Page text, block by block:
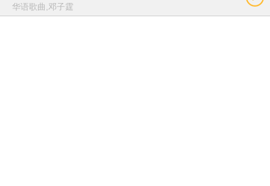
华语歌曲,邓子霆